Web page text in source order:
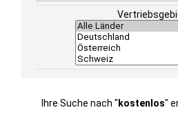
Ihre Suche nach " kostenlos"